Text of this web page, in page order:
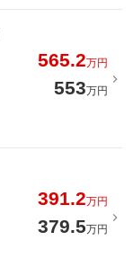
565.2万円
553万円
391.2万円
379.5万円